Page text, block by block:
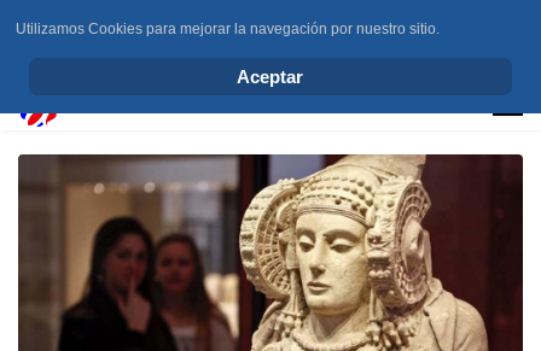
Utilizamos Cookies para mejorar la navegación por nuestro sitio.
Aceptar